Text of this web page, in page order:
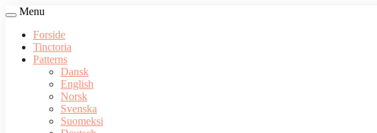
Menu
Forside
Tinctoria
Patterns
Dansk
English
Norsk
Svenska
Suomeksi